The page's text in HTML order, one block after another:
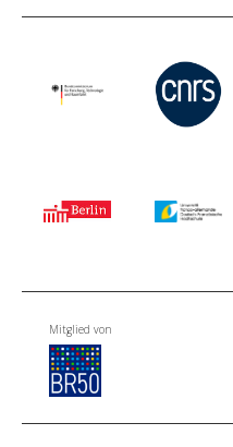
Mitglied von